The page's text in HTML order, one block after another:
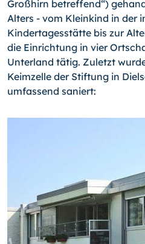
Großhirn betreffend“)
Alters - vom Kleinkind in der
Kindertagesstätte bis zur
die Einrich­tung in vier
Unterland tätig. Zuletzt
Keimzelle der Stiftung in
umfassend saniert: